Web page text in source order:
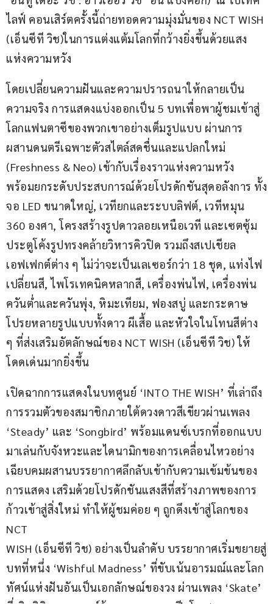
ไลฟ์ คอนเสิร์ตครั้งนี้ถ่ายทอดความมุ่งมั่นของ NCT WISH
(เอ็นซีที วิช)ในการแต่งแต้มโลกที่กว้างยิ่งขึ้นด้วยแสง
แห่งความหวัง
โดยเปลี่ยนความฝันและความปรารถนาให้กลายเป็น
ความจริง การแสดงแบ่งออกเป็น 5 บทเพื่อพาผู้ชมเข้าสู่
โลกแฟนตาซีของพวกเขาอย่างเต็มรูปแบบ ผ่านการ
ผสานดนตรีเฉพาะตัวสไตล์สดชื่นและแปลกใหม่
(Freshness & Neo) เข้ากับเรื่องราวแห่งความหวัง
พร้อมยกระดับประสบการณ์ด้วยโปรดักชันสุดอลังการ ทั้ง
จอ LED ขนาดใหญ่, เวทียกและระบบลิฟต์, เวทีหมุน
360 องศา, โครงสร้างรูปดาวลอยเหนือเวที และเซตซุ้ม
ประตูโค้งรูปทรงคล้ายวิหารคิวปิด รวมถึงสเปเชียล
เอฟเฟกต์ต่าง ๆ ไม่ว่าจะเป็นเลเซอร์กว่า 18 ชุด, แท่งไฟ
เปลี่ยนสี, ไพโรเทคนิคหลากสี, เครื่องพ่นไฟ, เครื่องพ่น
ควันต่ำและควันพุ่ง, หิมะเทียม, ฟองสบู่ และกระดาษ
โปรยหลายรูปแบบทั้งดาว ผีเสื้อ และหัวใจในโทนสีต่าง
ๆ ที่ส่งเสริมอัตลักษณ์ของ NCT WISH (เอ็นซีที วิช) ให้
โดดเด่นมากยิ่งขึ้น
เปิดฉากการแสดงในบทศูนย์ ‘INTO THE WISH’ ที่เล่าถึง
การรวมตัวของสมาชิกภายใต้ดวงดาวสีเขียวผ่านเพลง
‘Steady’ และ ‘Songbird’ พร้อมแดนซ์เบรกที่ออกแบบ
มาเล่นกับจังหวะและไดนามิกของการเคลื่อนไหวอย่าง
เฉียบคมผสานบรรยากาศลึกลับเข้ากับความเข้มข้นของ
การแสดง เสริมด้วยโปรดักชันแสงสีที่สร้างภาพของการ
ก้าวเข้าสู่สิ่งใหม่ ทำให้ผู้ชมค่อย ๆ ถูกดึงเข้าสู่โลกของ
NCT
WISH (เอ็นซีที วิช) อย่างเป็นลำดับ บรรยากาศเริ่มขยายสู่
บทที่หนึ่ง ‘Wishful Madness’ ที่ขับเน้นอารมณ์และโลก
ทัศน์แห่งฝันอันเป็นเอกลักษณ์ของวง ผ่านเพลง ‘Skate’